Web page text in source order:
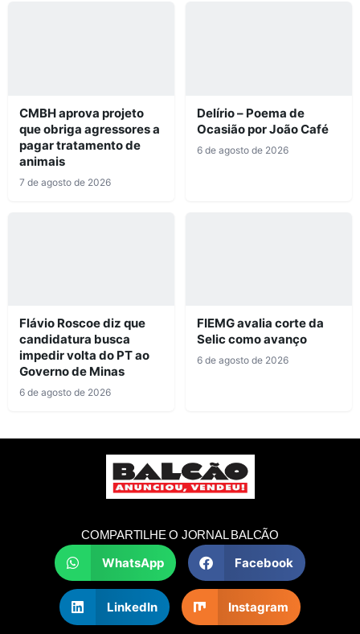
CMBH aprova projeto
que obriga agressores a
pagar tratamento de
animais
7 de agosto de 2026
Delírio – Poema de
Ocasião por João Café
6 de agosto de 2026
Flávio Roscoe diz que
candidatura busca
impedir volta do PT ao
Governo de Minas
6 de agosto de 2026
FIEMG avalia corte da
Selic como avanço
6 de agosto de 2026
COMPARTILHE O JORNAL BALCÃO
WhatsApp Facebook
LinkedIn Instagram